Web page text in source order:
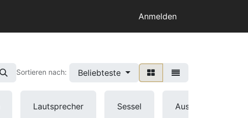
Anmelden
Sortieren nach: Beliebteste
Lautsprecher Sessel Ausstattung